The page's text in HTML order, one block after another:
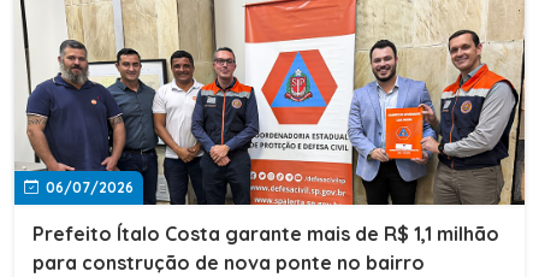
06/07/2026
Prefeito Ítalo Costa garante mais de R$ 1,1 milhão
para construção de nova ponte no bairro